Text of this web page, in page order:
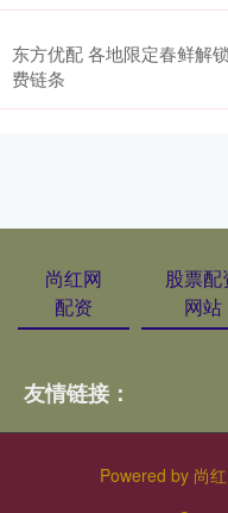
东方优配 各地限定春鲜解
费链条
尚红网
配资
股票配
网站
友情链接：
Powered by 尚